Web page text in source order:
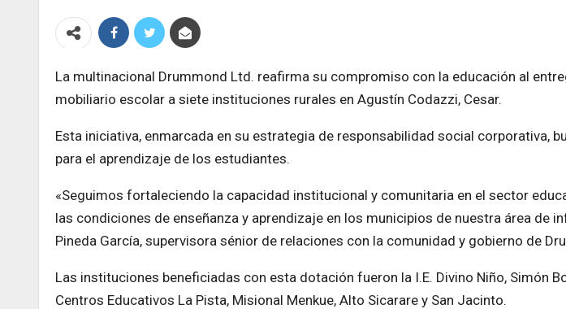
La multinacional Drummond Ltd. reafirma su compromiso con la educación al
mobiliario escolar a siete instituciones rurales en Agustín Codazzi, Cesar.
Esta iniciativa, enmarcada en su estrategia de responsabilidad social corporativa,
para el aprendizaje de los estudiantes.
«Seguimos fortaleciendo la capacidad institucional y comunitaria en el sector
las condiciones de enseñanza y aprendizaje en los municipios de nuestra área de
Pineda García, supervisora sénior de relaciones con la comunidad y gobierno de
Las instituciones beneficiadas con esta dotación fueron la I.E. Divino Niño, Simón
Centros Educativos La Pista, Misional Menkue, Alto Sicarare y San Jacinto.